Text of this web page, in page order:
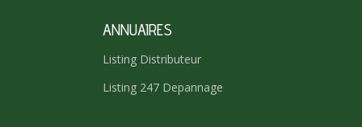
ANNUAIRES
Listing Distributeur
Listing 247 Depannage